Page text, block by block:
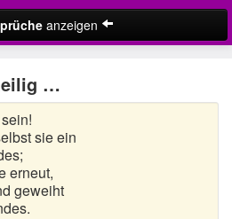
anzeigen
Hochzeit
…
sie ein
erneut,
geweiht